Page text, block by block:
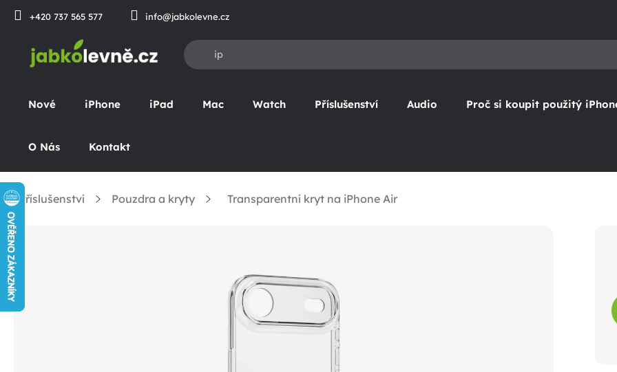
Přejít
+420 737 565 577 info@jabkolevne.cz
Nové iPhone iPad Mac Watch Příslušenství Audio Proč si koupit použitý
O Nás Kontakt
Příslušenství Pouzdra a kryty Transparentní kryt na iPhone Air